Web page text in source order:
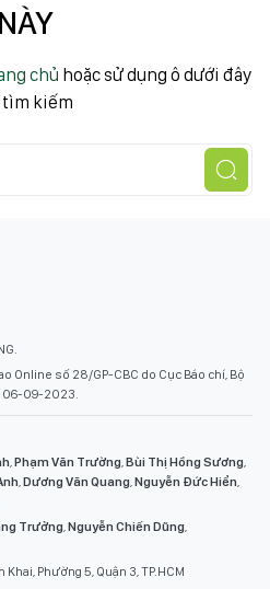
NÀY
chủ hoặc sử dụng ô dưới đây
kiếm
Online số 28/GP-CBC do Cục Báo chí, Bộ
06-09-2023.
,Phạm Văn Trường,Bùi Thị Hồng Sương,
,Dương Văn Quang,Nguyễn Đức Hiển,
Trưởng,Nguyễn Chiến Dũng,
Phường 5, Quận 3, TP.HCM